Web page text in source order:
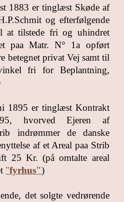
1883 er tinglæst Skøde af
og efterfølgende
at tilstede fri og uhindret
paa Matr. N° 1a opført
betegnet privat Vej samt til
fri for Beplantning,
1895 er tinglæst Kontrakt
hvorved Ejeren af
indrømmer de danske
af et Areal paa Strib
25 Kr. (på omtalte areal
"fyrhus")
det solgte vedrørende